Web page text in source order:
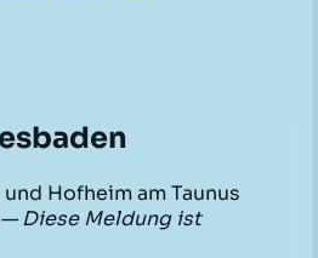
Hofheim am Taunus
— Diese Meldung ist